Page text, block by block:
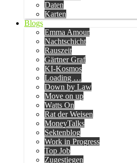
Daten
Karten
Blogs
Emma Amour
Nachtschicht
Rauszeit
Gärtner Graf
KI-Kosmos
Loading …
Down by Law
Move on up
Watts On
Rat der Weisen
MoneyTalks
Sektenblog
Work in Progress
Top Job
Zugestiegen